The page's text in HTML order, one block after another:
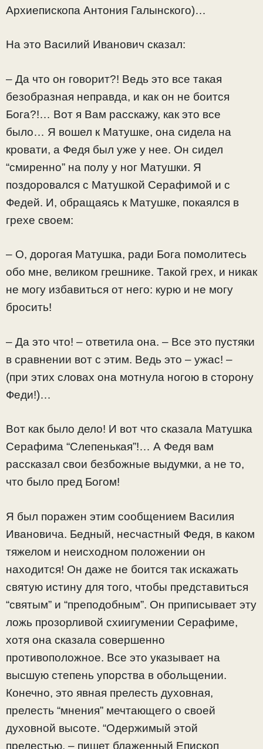
Архиепископа Антония Галынского)…
На это Василий Иванович сказал:
– Да что он говорит?! Ведь это все такая
безобразная неправда, и как он не боится
Бога?!… Вот я Вам расскажу, как это все
было… Я вошел к Матушке, она сидела на
кровати, а Федя был уже у нее. Он сидел
“смиренно” на полу у ног Матушки. Я
поздоровался с Матушкой Серафимой и с
Федей. И, обращаясь к Матушке, покаялся в
грехе своем:
– О, дорогая Матушка, ради Бога помолитесь
обо мне, великом грешнике. Такой грех, и никак
не могу избавиться от него: курю и не могу
бросить!
– Да это что! – ответила она. – Все это пустяки
в сравнении вот с этим. Ведь это – ужас! –
(при этих словах она мотнула ногою в сторону
Феди!)…
Вот как было дело! И вот что сказала Матушка
Серафима “Слепенькая”!… А Федя вам
рассказал свои безбожные выдумки, а не то,
что было пред Богом!
Я был поражен этим сообщением Василия
Ивановича. Бедный, несчастный Федя, в каком
тяжелом и неисходном положении он
находится! Он даже не боится так искажать
святую истину для того, чтобы представиться
“святым” и “преподобным”. Он приписывает эту
ложь прозорливой схиигумении Серафиме,
хотя она сказала совершенно
противоположное. Все это указывает на
высшую степень упорства в обольщении.
Конечно, это явная прелесть духовная,
прелесть “мнения” мечтающего о своей
духовной высоте. “Одержимый этой
прелестью, – пишет блаженный Епископ